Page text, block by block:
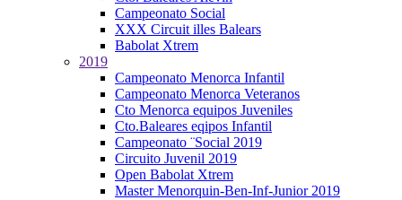
Campeonato Social
XXX Circuit illes Balears
Babolat Xtrem
2019
Campeonato Menorca Infantil
Campeonato Menorca Veteranos
Cto Menorca equipos Juveniles
Cto.Baleares eqipos Infantil
Campeonato ¨Social 2019
Circuito Juvenil 2019
Open Babolat Xtrem
Master Menorquin-Ben-Inf-Junior 2019